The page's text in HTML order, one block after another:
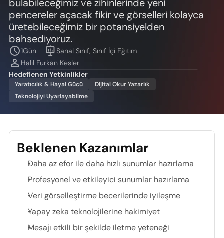
pencereler açacak fikir ve görselleri kolayca
üretebileceğimiz bir potansiyelden
bahsediyoruz.
1Gün
Halil Furkan Kesler
Sanal Sınıf, Sınıf İçi Eğitim
Hedeflenen Yetkinlikler
Yaratıcılık & Hayal Gücü
Dijital Okur Yazarlık
Teknolojiyi Uyarlayabilme
Beklenen Kazanımlar
Daha az efor ile daha hızlı sunumlar hazırlama
Profesyonel ve etkileyici sunumlar hazırlama
Veri görselleştirme becerilerinde iyileşme
Yapay zeka teknolojilerine hakimiyet
Mesajı etkili bir şekilde iletme yeteneği